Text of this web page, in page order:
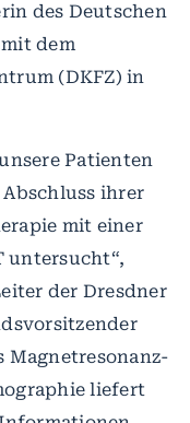
des Deutschen
dem
(DKFZ) in
Patienten
ihrer
mit einer
untersucht“,
der Dresdner
Magnetresonanz-
liefert